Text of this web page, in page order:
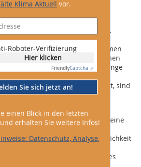
wie zusätzliche Belüftung
Lüftung),
oder Sicherheits­alarme in
eingesetzt werden.
Anhang C3.2.2.2 muss für
eine dieser Maßnahmen
die Kältemittelfüllung zwischen
QLAV-Wert liegt. Liegt die Füllmenge
müssen mindestens zwei dieser
werden. Wie Abbildung 6 zeigt, sind
Sicherheitsmaßnehmen
mehr als 50 kg möglich.
zu vereinfachen, wurde eine
die alle möglichen
Die Berechnungen für „Behaglichkeit
Anwendungen“ sind in
verfügbar. Nach Auswahl des
Klima Aktuell vor.
Roboter-Verifizierung
Hier klicken
FriendlyCaptcha ⇗
Sie sich jetzt an!
einen Blick in den letzten
erhalten Sie weitere Infos!
Datenschutz, Analyse,